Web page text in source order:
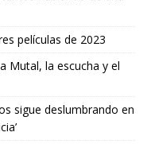
películas de 2023
Mutal, la escucha y el
sigue deslumbrando en